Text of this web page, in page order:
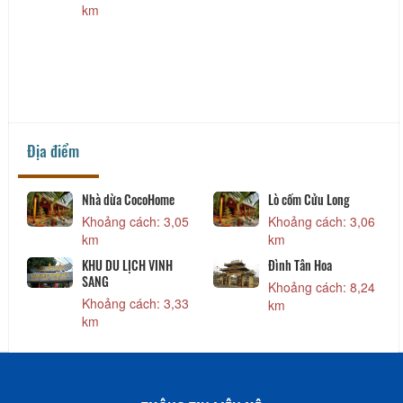
km
Địa điểm
Nhà dừa CocoHome
Khoảng cách: 3,05
km
Lò cốm Cửu Long
Khoảng cách: 3,06
km
KHU DU LỊCH VINH
SANG
Khoảng cách: 3,33
km
Đình Tân Hoa
Khoảng cách: 8,24
km